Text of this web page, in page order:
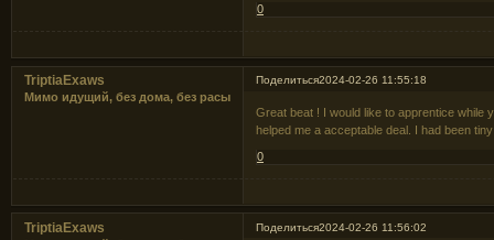
0
Поделиться2024-02-26 11:55:18
TriptiaExaws
Мимо идущий, без дома, без расы
Great beat ! I would like to apprentice while
helped me a acceptable deal. I had been
0
Поделиться2024-02-26 11:56:02
TriptiaExaws